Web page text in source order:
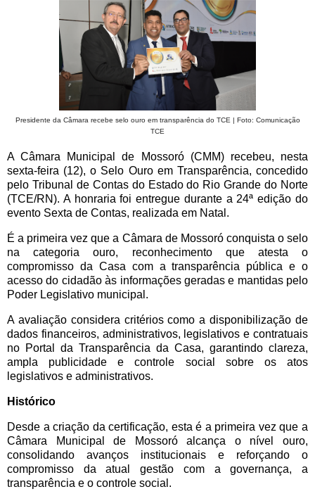
Presidente da Câmara recebe selo ouro em transparência do TCE | Foto: Comunicação
TCE
A Câmara Municipal de Mossoró (CMM) recebeu, nesta
sexta-feira (12), o Selo Ouro em Transparência, concedido
pelo Tribunal de Contas do Estado do Rio Grande do Norte
(TCE/RN). A honraria foi entregue durante a 24ª edição do
evento Sexta de Contas, realizada em Natal.
É a primeira vez que a Câmara de Mossoró conquista o selo
na categoria ouro, reconhecimento que atesta o
compromisso da Casa com a transparência pública e o
acesso do cidadão às informações geradas e mantidas pelo
Poder Legislativo municipal.
A avaliação considera critérios como a disponibilização de
dados financeiros, administrativos, legislativos e contratuais
no Portal da Transparência da Casa, garantindo clareza,
ampla publicidade e controle social sobre os atos
legislativos e administrativos.
Histórico
Desde a criação da certificação, esta é a primeira vez que a
Câmara Municipal de Mossoró alcança o nível ouro,
consolidando avanços institucionais e reforçando o
compromisso da atual gestão com a governança, a
transparência e o controle social.